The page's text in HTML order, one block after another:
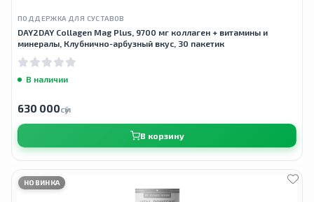
ПОДДЕРЖКА ДЛЯ СУСТАВОВ
DAY2DAY Collagen Mag Plus, 9700 мг коллаген + витамины и
минералы, Клубнично-арбузный вкус, 30 пакетик
В наличии
630 000сӯм
В корзину
НОВИНКА